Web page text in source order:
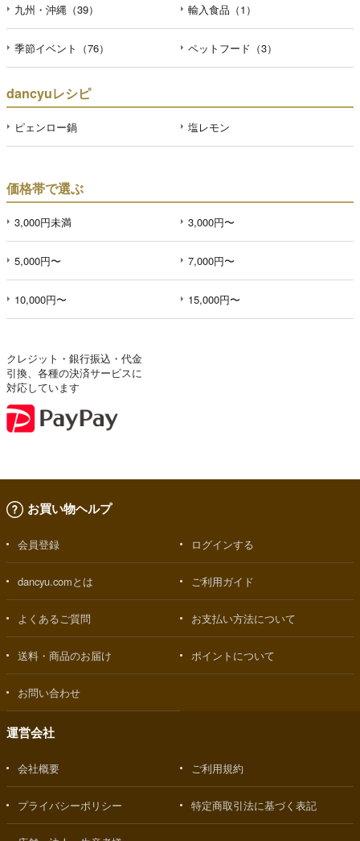
九州・沖縄（39） 輸入食品（1）
季節イベント（76） ペットフード（3）
dancyuレシピ
ピェンロー鍋 塩レモン
価格帯で選ぶ
3,000円未満 3,000円〜
5,000円〜 7,000円〜
10,000円〜 15,000円〜
クレジット・銀行振込・代金
引換、各種の決済サービスに
対応しています
お買い物ヘルプ
会員登録 ログインする
dancyu.comとは ご利用ガイド
よくあるご質問 お支払い方法について
送料・商品のお届け ポイントについて
お問い合わせ
運営会社
会社概要 ご利用規約
プライバシーポリシー 特定商取引法に基づく表記